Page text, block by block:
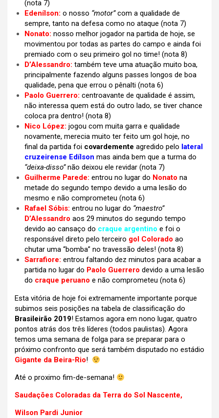
(nota 7)
Edenílson: o nosso “motor”com a qualidade de
sempre, tanto na defesa como no ataque (nota 7)
Nonato: nosso melhor jogador na partida de hoje, se
movimentou por todas as partes do campo e ainda foi
premiado com o seu primeiro gol no time! (nota 8)
D’Alessandro: também teve uma atuação muito boa,
principalmente fazendo alguns passes longos de boa
qualidade, pena que errou o pênalti (nota 6)
Paolo Guerrero: centroavante de qualidade é assim,
não interessa quem está do outro lado, se tiver chance
coloca pra dentro! (nota 8)
Nico López: jogou com muita garra e qualidade
novamente, merecia muito ter feito um gol hoje, no
final da partida foi covardemente agredido pelo lateral
cruzeirense Edílson mas ainda bem que a turma do
“deixa-disso”não deixou ele revidar (nota 7)
Guilherme Parede: entrou no lugar do Nonato na
metade do segundo tempo devido a uma lesão do
mesmo e não comprometeu (nota 6)
Rafael Sóbis: entrou no lugar do “maestro”
D’Alessandro aos 29 minutos do segundo tempo
devido ao cansaço do craque argentino e foi o
responsável direto pelo terceiro gol Colorado ao
chutar uma “bomba” no travessão deles! (nota 8)
Sarrafiore: entrou faltando dez minutos para acabar a
partida no lugar do Paolo Guerrero devido a uma lesão
do craque peruano e não comprometeu (nota 6)
Esta vitória de hoje foi extremamente importante porque
subimos seis posições na tabela de classificação do
Brasileirão 2019! Estamos agora em nono lugar, quatro
pontos atrás dos três líderes (todos paulistas). Agora
temos uma semana de folga para se preparar para o
próximo confronto que será também disputado no estádio
Gigante da Beira-Rio!
Até o proximo fim-de-semana!
Saudações Coloradas da Terra do Sol Nascente,
Wilson Pardi Junior